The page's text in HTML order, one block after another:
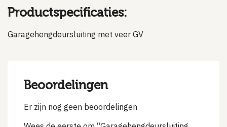
Productspecificaties:
Garagehengdeursluiting met veer GV
Beoordelingen
Er zijn nog geen beoordelingen